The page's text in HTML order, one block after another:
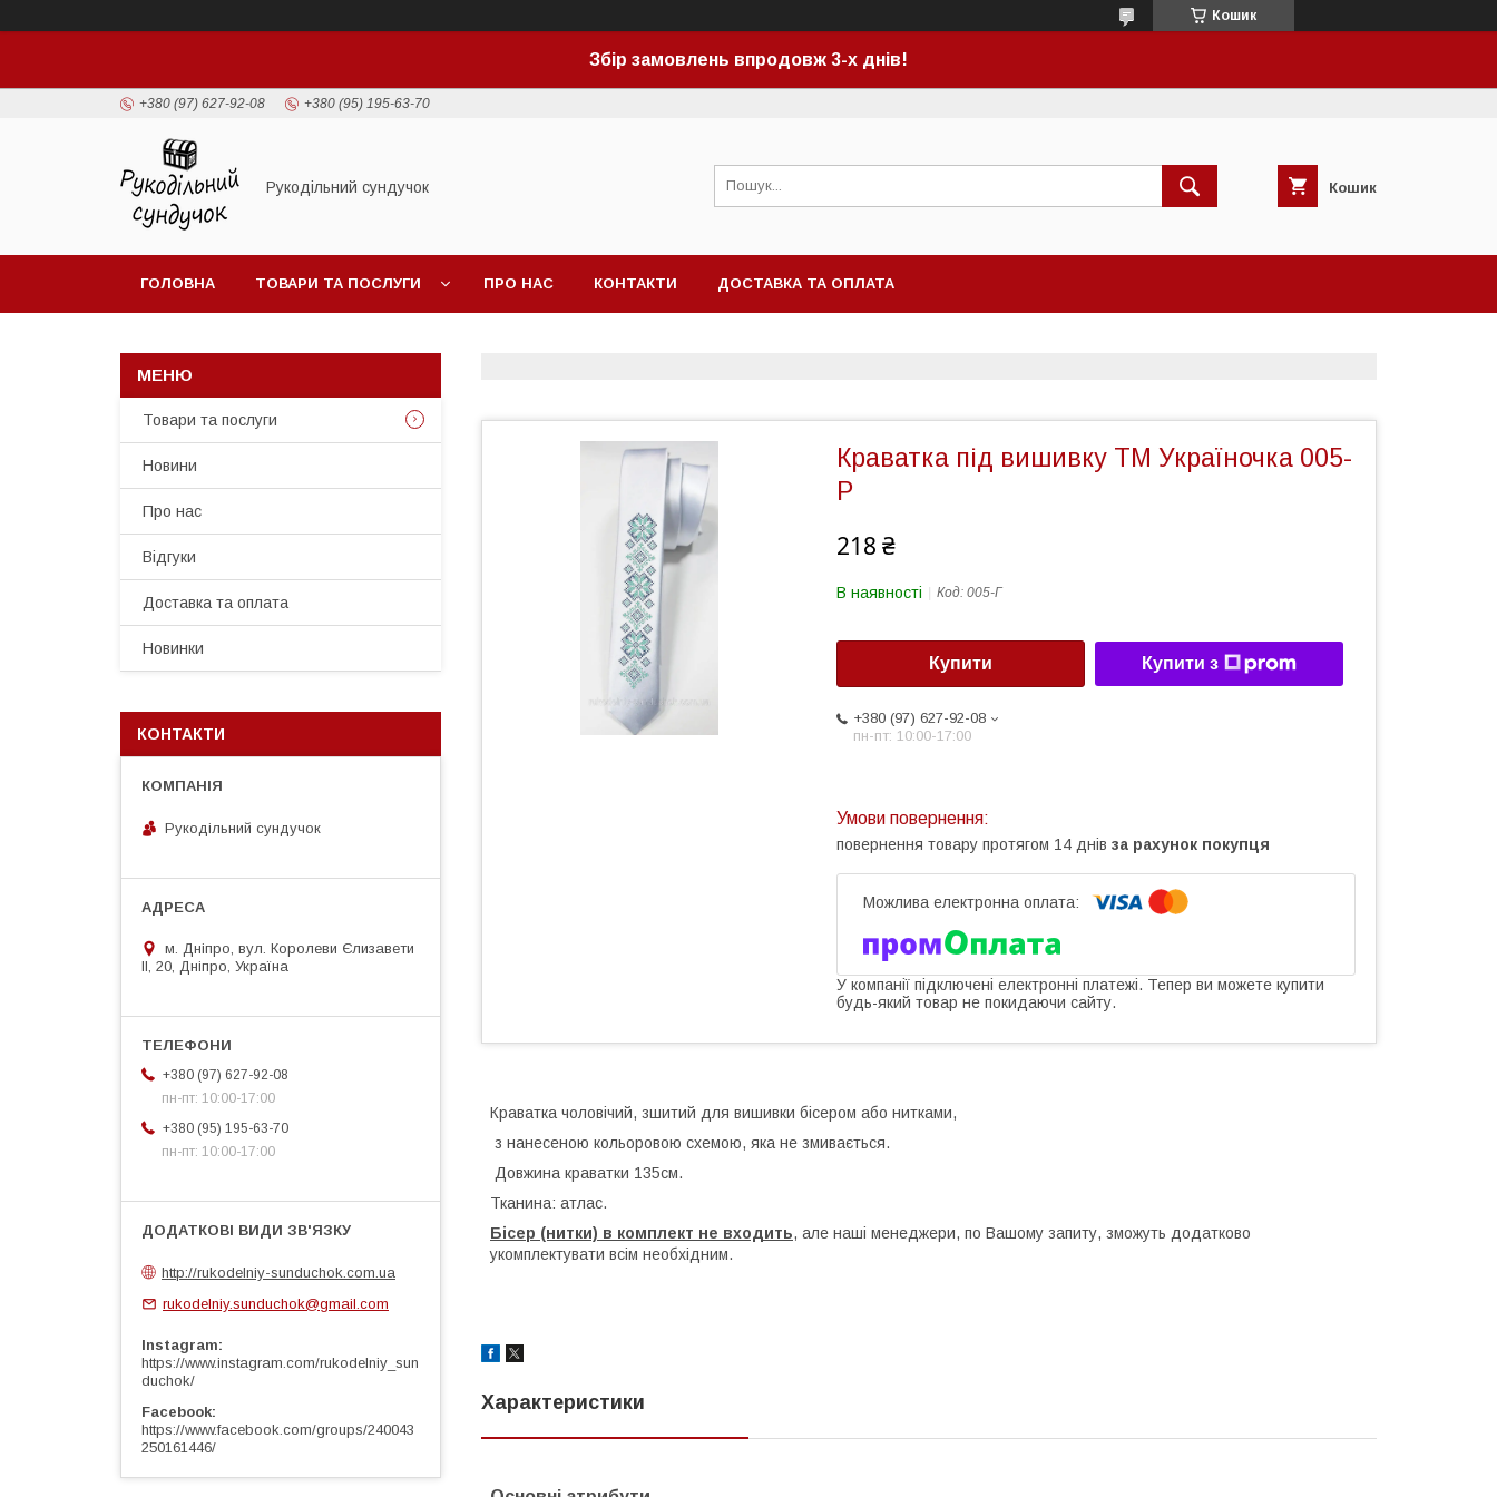
Кошик
Збір замовлень впродовж 3-х днів!
+380 (97) 627-92-08 +380 (95) 195-63-70
Рукодільний сундучок Кошик
ГОЛОВНА ТОВАРИ ТА ПОСЛУГИ ПРО НАС КОНТАКТИ ДОСТАВКА ТА ОПЛАТА
Краватка під вишивку ТМ Україночка 005-
Р
218 ₴
В наявності Код: 005-Г
Купити Купити з
+380 (97) 627-92-08
пн-пт: 10:00-17:00
повернення товару протягом 14 днів за рахунок покупця
У компанії підключені електронні платежі. Тепер ви можете купити
будь-який товар не покидаючи сайту.
Краватка чоловічий, зшитий для вишивки бісером або нитками,
з нанесеною кольоровою схемою, яка не змивається.
Довжина краватки 135см.
Тканина: атлас.
Бісер (нитки) в комплект не входить, але наші менеджери, по Вашому запиту, зможуть додатково
укомплектувати всім необхідним.
Характеристики
Товари та послуги
Новини
Про нас
Відгуки
Доставка та оплата
Новинки
КОНТАКТИ
Рукодільний сундучок
м. Дніпро, вул. Королеви Єлизавети
ІІ, 20, Дніпро, Україна
+380 (97) 627-92-08
пн-пт: 10:00-17:00
+380 (95) 195-63-70
пн-пт: 10:00-17:00
http://rukodelniy-sunduchok.com.ua
rukodelniy.sunduchok@gmail.com
Instagram
https://www.instagram.com/rukodelniy_sun
duchok/
Facebook
https://www.facebook.com/groups/240043
250161446/